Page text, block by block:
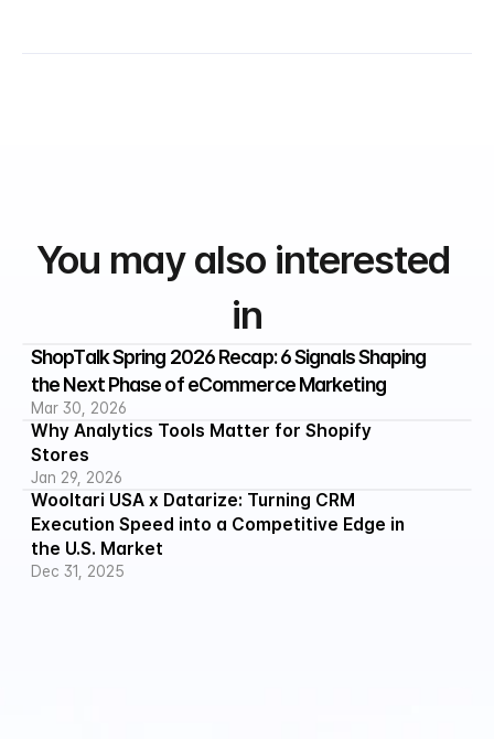
You may also interested
in
ShopTalk Spring 2026 Recap: 6 Signals Shaping
the Next Phase of eCommerce Marketing
Mar 30, 2026
Why Analytics Tools Matter for Shopify
Stores
Jan 29, 2026
Wooltari USA x Datarize: Turning CRM
Execution Speed into a Competitive Edge in
the U.S. Market
Dec 31, 2025